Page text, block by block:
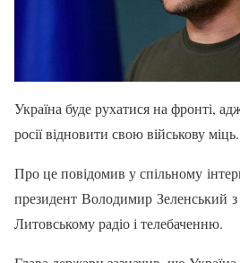
Україна буде рухатися на фронті,
росії відновити свою військову міць.
Про це повідомив у спільному
президент Володимир Зеленський
Литовському радіо і телебаченню.